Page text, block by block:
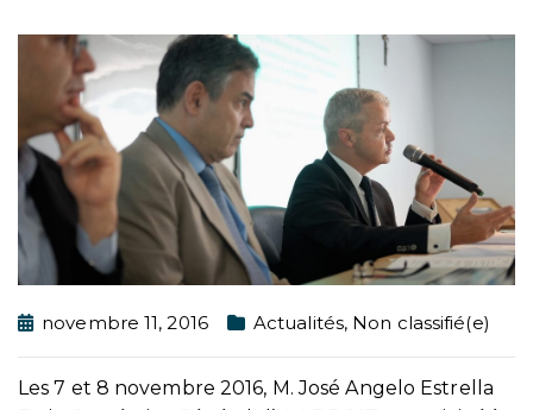
novembre 11, 2016 Actualités, Non classifié(e)
Les 7 et 8 novembre 2016, M. José Angelo Estrella